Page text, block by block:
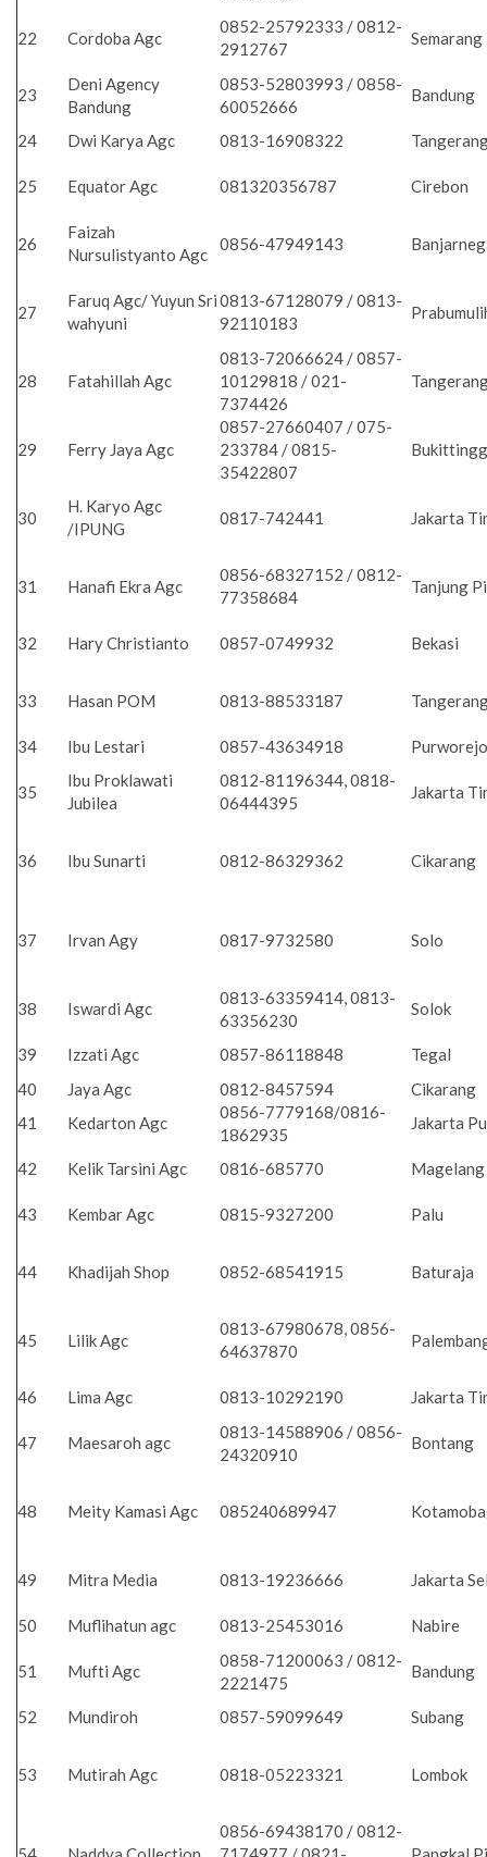
22 Cordoba Agc
0852-25792333 / 0812-
2912767
Semarang
23
Deni Agency
Bandung
0853-52803993 / 0858-
60052666
Bandung
24 Dwi Karya Agc 0813-16908322
25 Equator Agc 081320356787 Cirebon
26
Faizah
Nursulistyanto Agc
0856-47949143
27
Faruq Agc/ Yuyun Sri
wahyuni
0813-67128079 / 0813-
92110183
28 Fatahillah Agc
0813-72066624 / 0857-
10129818 / 021-
7374426
29 Ferry Jaya Agc
0857-27660407 / 075-
233784 / 0815-
35422807
30
H. Karyo Agc
/IPUNG
0817-742441 Jakarta
31 Hanafi Ekra Agc
0856-68327152 / 0812-
77358684
Tanjung
32 Hary Christianto 0857-0749932 Bekasi
33 Hasan POM 0813-88533187
34 Ibu Lestari 0857-43634918
35
Ibu Proklawati
Jubilea
0812-81196344, 0818-
06444395
Jakarta
36 Ibu Sunarti 0812-86329362 Cikarang
37 Irvan Agy 0817-9732580 Solo
38 Iswardi Agc
0813-63359414, 0813-
63356230
Solok
39 Izzati Agc 0857-86118848
Tegal
40
Jaya Agc 0812-8457594
Cikarang
41
Kedarton Agc
0856-7779168/0816-
1862935
Jakarta
42 Kelik Tarsini Agc 0816-685770 Magelang
43 Kembar Agc 0815-9327200 Palu
44 Khadijah Shop 0852-68541915 Baturaja
45 Lilik Agc
0813-67980678, 0856-
64637870
46 Lima Agc 0813-10292190 Jakarta
47 Maesaroh agc
0813-14588906 / 0856-
24320910
Bontang
48 Meity Kamasi Agc 085240689947
49 Mitra Media 0813-19236666 Jakarta
50 Muflihatun agc 0813-25453016 Nabire
51 Mufti Agc
0858-71200063 / 0812-
2221475
Bandung
52 Mundiroh 0857-59099649 Subang
53 Mutirah Agc 0818-05223321 Lombok
0856-69438170 / 0812-